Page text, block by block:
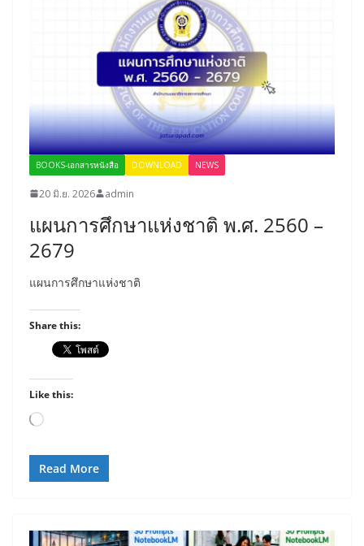
BOOKS-เอกสารหนังสือ DOWNLOAD NEWS
20 มิ.ย. 2026 admin
แผนการศึกษาแห่งชาติ พ.ศ. 2560 –
2679
แผนการศึกษาแห่งชาติ
Share this:
Like this:
Loading…
Read More